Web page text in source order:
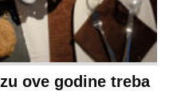
ove godine treba